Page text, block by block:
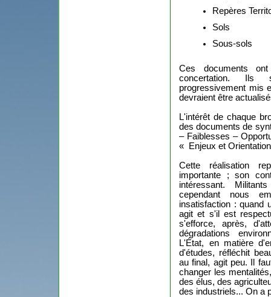
Repères
Sols
Sous-sols
Ces documents
concertation. Ils
progressivement mis
devraient être
L'intérêt de chaque
des documents de
– Faiblesses –
« Enjeux et
Cette réalisation
importante ; son
intéressant.
cependant nous
insatisfaction : quand
agit et s'il est
s'efforce, après,
dégradations
L'État, en matière
d'études, réfléchit
au final, agit peu. Il
changer les
des élus, des
des industriels... On a